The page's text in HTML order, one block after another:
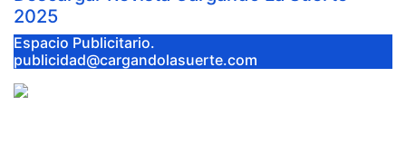
2025
Espacio Publicitario.
publicidad@cargandolasuerte.com